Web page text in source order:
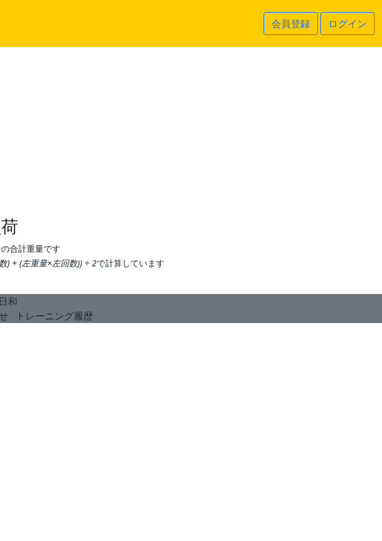
会員登録 ログイン
合計重量です
) + (左重量×左回数)) ÷ 2で計算しています
和
トレーニング履歴